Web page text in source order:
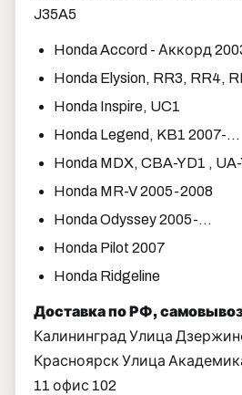
J35A5
Honda Accord - Аккорд
Honda Elysion, RR3, RR4,
Honda Inspire, UC1
Honda Legend, KB1 2007-...
Honda MDX, CBA-YD1 ,
Honda MR-V 2005-2008
Honda Odyssey 2005-...
Honda Pilot 2007
Honda Ridgeline
Доставка по РФ,
Калининград Улица
Красноярск Улица
11 офис 102